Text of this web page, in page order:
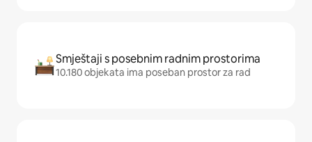
Smještaji s posebnim radnim prostorima
10.180 objekata ima poseban prostor za rad